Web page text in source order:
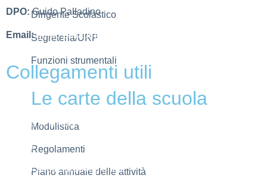
Dirigente Scolastico
Segreteria/URP
Funzioni strumentali
Le carte della scuola
Modulistica
Regolamenti
Piano annuale delle attività
DPO: Guido Palladino
Email: guido.palladino.dpo@gmail.com
Collegamenti utili
Scuola in chiaro
Invalsi
Ufficio Scolastico Regionale